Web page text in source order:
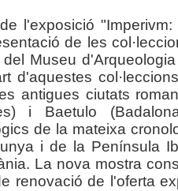
l'exposició
de les
Museu
d'aquestes
antigues ciutats
i Baetulo
de la mateixa
i de la Península
La nova mostra
renovació de l'oferta